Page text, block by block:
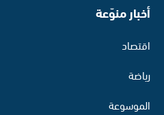
أخبار منوّعة
اقتصاد
رياضة
الموسوعة